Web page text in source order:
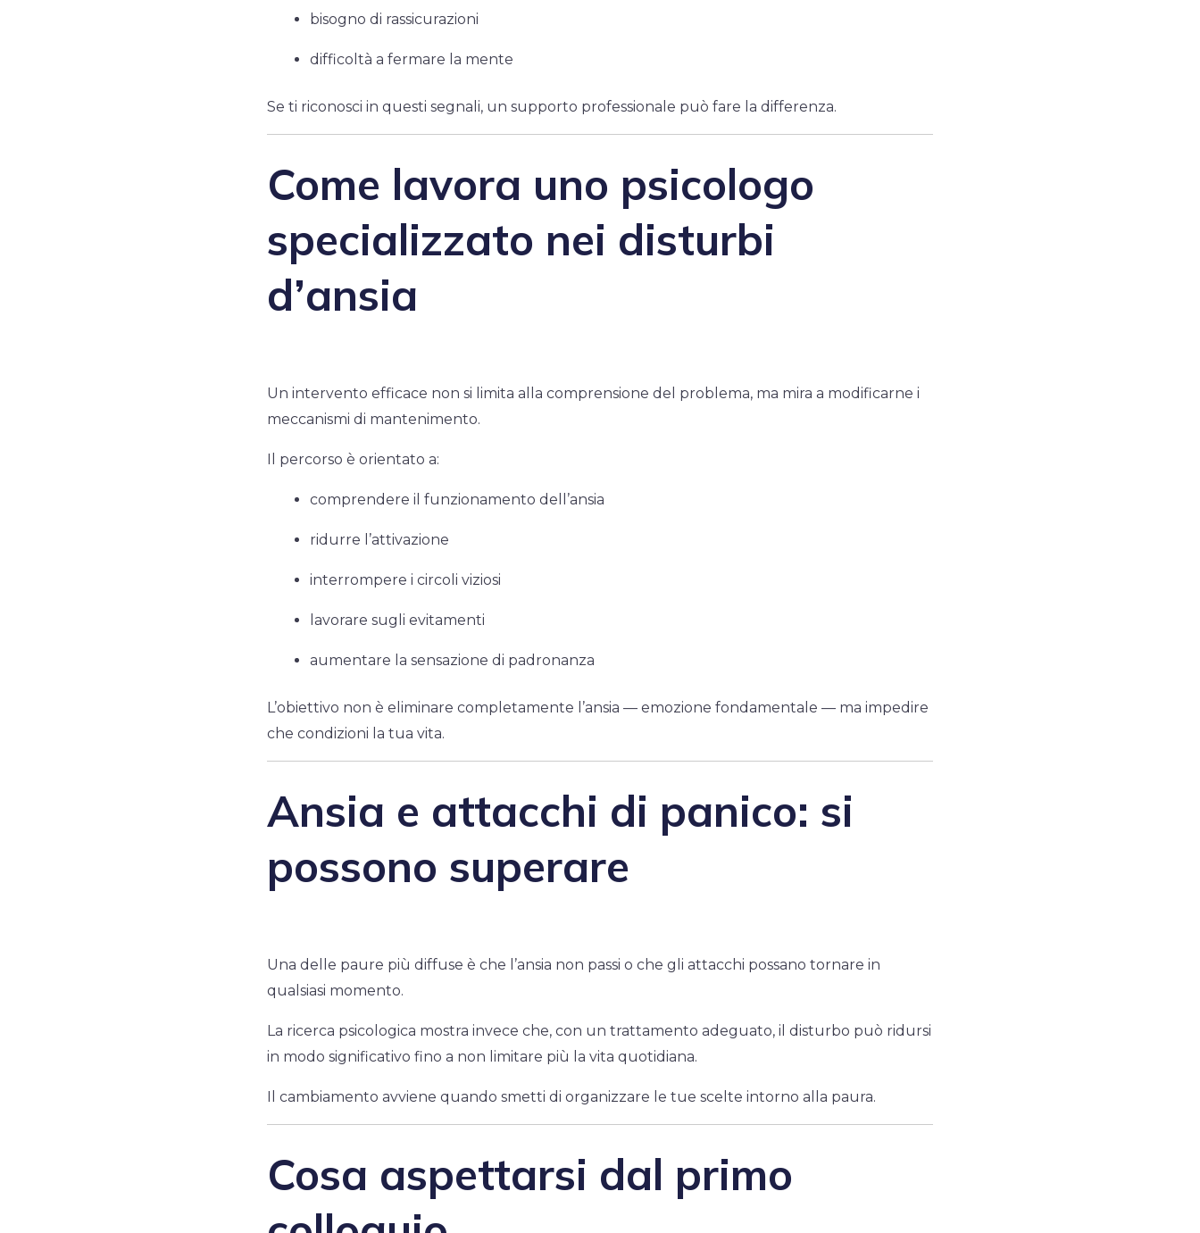
bisogno di rassicurazioni
difficoltà a fermare la mente
Se ti riconosci in questi segnali, un supporto professionale può fare la differenza.
Come lavora uno psicologo
specializzato nei disturbi
d’ansia
Un intervento efficace non si limita alla comprensione del problema, ma mira a modificarne i
meccanismi di mantenimento.
Il percorso è orientato a:
comprendere il funzionamento dell’ansia
ridurre l’attivazione
interrompere i circoli viziosi
lavorare sugli evitamenti
aumentare la sensazione di padronanza
L’obiettivo non è eliminare completamente l’ansia — emozione fondamentale — ma impedire
che condizioni la tua vita.
Ansia e attacchi di panico: si
possono superare
Una delle paure più diffuse è che l’ansia non passi o che gli attacchi possano tornare in
qualsiasi momento.
La ricerca psicologica mostra invece che, con un trattamento adeguato, il disturbo può ridursi
in modo significativo fino a non limitare più la vita quotidiana.
Il cambiamento avviene quando smetti di organizzare le tue scelte intorno alla paura.
Cosa aspettarsi dal primo